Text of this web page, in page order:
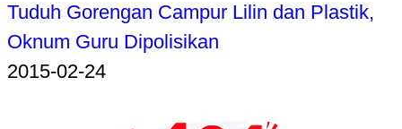
Tuduh Gorengan Campur Lilin dan Plastik,
Oknum Guru Dipolisikan
2015-02-24